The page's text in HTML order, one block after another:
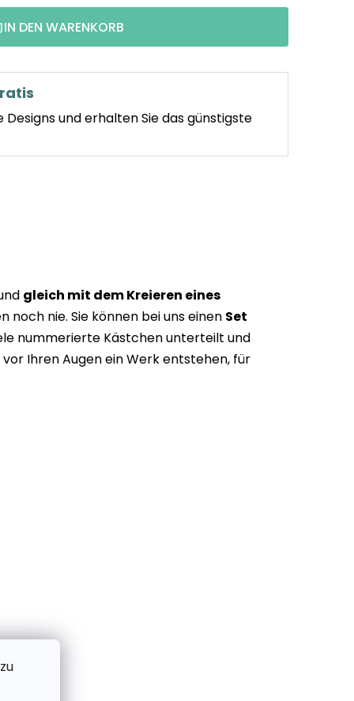
IN DEN WARENKORB
Designs und erhalten Sie das günstigste
gleich mit dem Kreieren eines
noch nie. Sie können bei uns einen Set
nummerierte Kästchen unterteilt und
Ihren Augen ein Werk entstehen, für